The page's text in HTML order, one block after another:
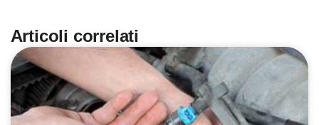
Articoli correlati